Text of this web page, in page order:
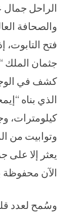
الراحل جمال
والصحافة
فتح التابوت،
جثمان
كشف في
الذي بناه
كيلومترات،
يعثر إلا
الآن محفوظة
وسُمح لعدد